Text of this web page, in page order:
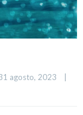
agosto, 2023